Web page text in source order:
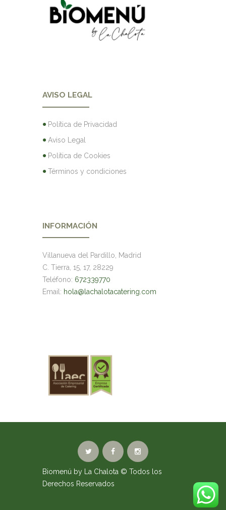
AVISO LEGAL
Política de Privacidad
Aviso Legal
Política de Cookies
Términos y condiciones
INFORMACIÓN
Villanueva del Pardillo, Madrid
C. Tierra, 15, 17, 28229
Teléfono: 672339770
Email: hola@lachalotacatering.com
Biomenú by La Chalota © Todos los
Derechos Reservados